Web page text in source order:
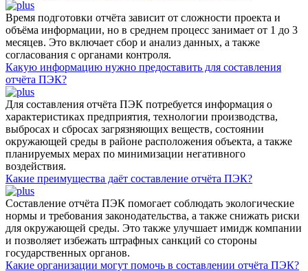
Время подготовки отчёта зависит от сложности проекта и
объёма информации, но в среднем процесс занимает от 1 до 3
месяцев. Это включает сбор и анализ данных, а также
согласования с органами контроля.
Какую информацию нужно предоставить для составления
отчёта ПЭК?
Для составления отчёта ПЭК потребуется информация о
характеристиках предприятия, технологии производства,
выбросах и сбросах загрязняющих веществ, состоянии
окружающей среды в районе расположения объекта, а также
планируемых мерах по минимизации негативного
воздействия.
Какие преимущества даёт составление отчёта ПЭК?
Составление отчёта ПЭК помогает соблюдать экологические
нормы и требования законодательства, а также снижать риски
для окружающей среды. Это также улучшает имидж компании
и позволяет избежать штрафных санкций со стороны
государственных органов.
Какие организации могут помочь в составлении отчёта ПЭК?